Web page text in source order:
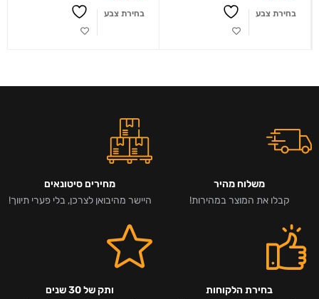
בחירת צבע בחירת צבע
משלוח מהיר
קבלו את המוצר במהירות!
מחירים סיטונאים
היישר מהיבואן לצרכן, בלי פערי תיווך!
בחירת הלקוחות
ותק של 30 שנים